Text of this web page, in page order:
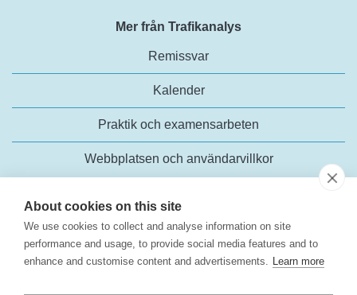
About cookies on this site
We use cookies to collect and analyse information on site
performance and usage, to provide social media features and to
enhance and customise content and advertisements. Learn more
Mer från Trafikanalys
Remissvar
Kalender
Praktik och examensarbeten
Webbplatsen och användarvillkor